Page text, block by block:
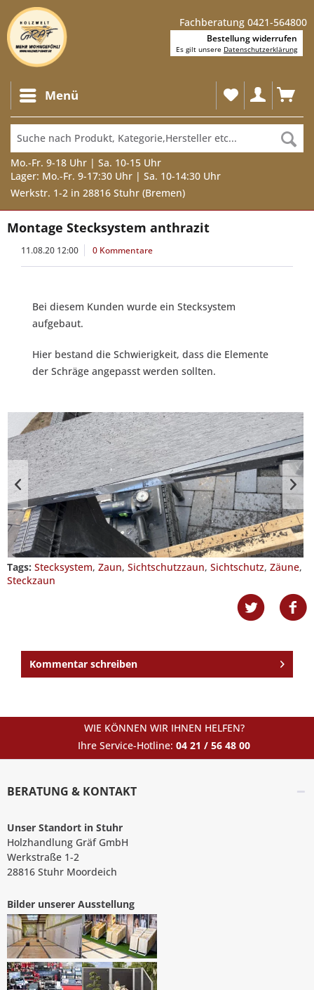
Fachberatung 0421-564800
Menü
Mo.-Fr. 9-18 Uhr | Sa. 10-15 Uhr
Lager: Mo.-Fr. 9-17:30 Uhr | Sa. 10-14:30 Uhr
Werkstr. 1-2 in 28816 Stuhr (Bremen)
Montage Stecksystem anthrazit
11.08.20 12:00 0 Kommentare
Bei diesem Kunden wurde ein Stecksystem
aufgebaut.
Hier bestand die Schwierigkeit, dass die Elemente
der Schräge angepasst werden sollten.
Tags: Stecksystem, Zaun, Sichtschutzzaun, Sichtschutz, Zäune,
Steckzaun
Kommentar schreiben
WIE KÖNNEN WIR IHNEN HELFEN?
Ihre Service-Hotline: 04 21 / 56 48 00
BERATUNG & KONTAKT
Unser Standort in Stuhr
Holzhandlung Gräf GmbH
Werkstraße 1-2
28816 Stuhr Moordeich
Bilder unserer Ausstellung
Bestellung widerrufen
Es gilt unsere Datenschutzerklärung